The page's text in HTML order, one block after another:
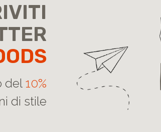
del 10%
di stile